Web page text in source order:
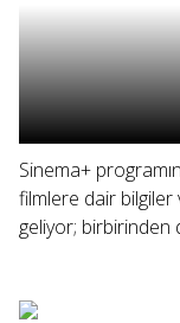
Sinema+
filmlere dair
geliyor; birbirinden